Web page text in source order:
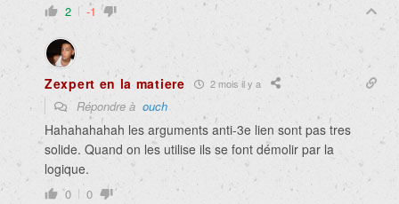
2 -1
Zexpert en la matiere 2 mois il y a
Répondre à ouch
Hahahahahah les arguments anti-3e lien sont pas tres
solide. Quand on les utilise ils se font démolir par la
logique.
0 0